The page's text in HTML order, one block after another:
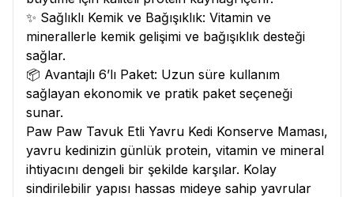
✨ Sağlıklı Kemik ve Bağışıklık: Vitamin ve
minerallerle kemik gelişimi ve bağışıklık desteği
sağlar.
📦 Avantajlı 6’lı Paket: Uzun süre kullanım
sağlayan ekonomik ve pratik paket seçeneği
sunar.
Paw Paw Tavuk Etli Yavru Kedi Konserve Maması,
yavru kedinizin günlük protein, vitamin ve mineral
ihtiyacını dengeli bir şekilde karşılar. Kolay
sindirilebilir yapısı hassas mideye sahip yavrular